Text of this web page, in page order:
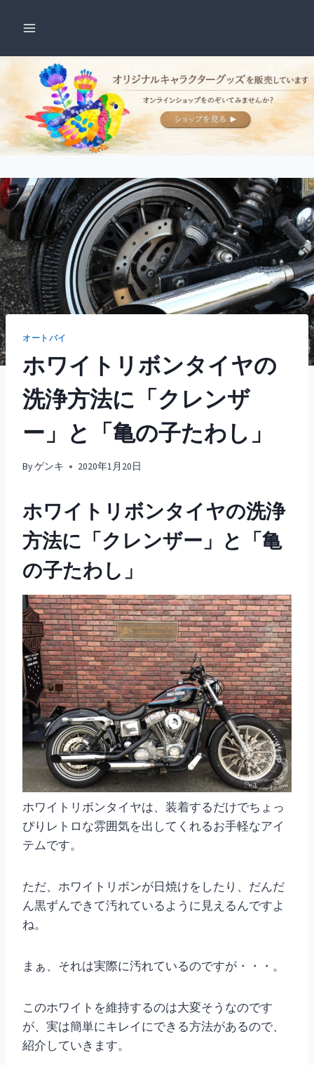
ス
ッ
プ
オートバイ
ホワイトリボンタイヤの
洗浄方法に「クレンザ
ー」と「亀の子たわし」
Byゲンキ 2020年1月20日
ホワイトリボンタイヤの洗浄
方法に「クレンザー」と「亀
の子たわし」
ホワイトリボンタイヤは、装着するだけでちょっ
ぴりレトロな雰囲気を出してくれるお手軽なアイ
テムです。
ただ、ホワイトリボンが日焼けをしたり、だんだ
ん黒ずんできて汚れているように見えるんですよ
ね。
まぁ、それは実際に汚れているのですが・・・。
このホワイトを維持するのは大変そうなのです
が、実は簡単にキレイにできる方法があるので、
紹介していきます。